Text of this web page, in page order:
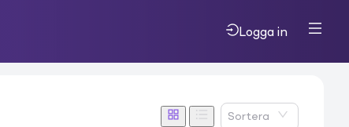
Logga in
Sortera